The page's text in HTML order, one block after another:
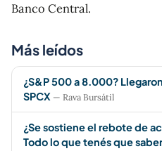
Banco Central.
Más leídos
¿S&P 500 a 8.000?
SPCX — Rava Bursátil
¿Se sostiene el rebote de
Todo lo que tenés que